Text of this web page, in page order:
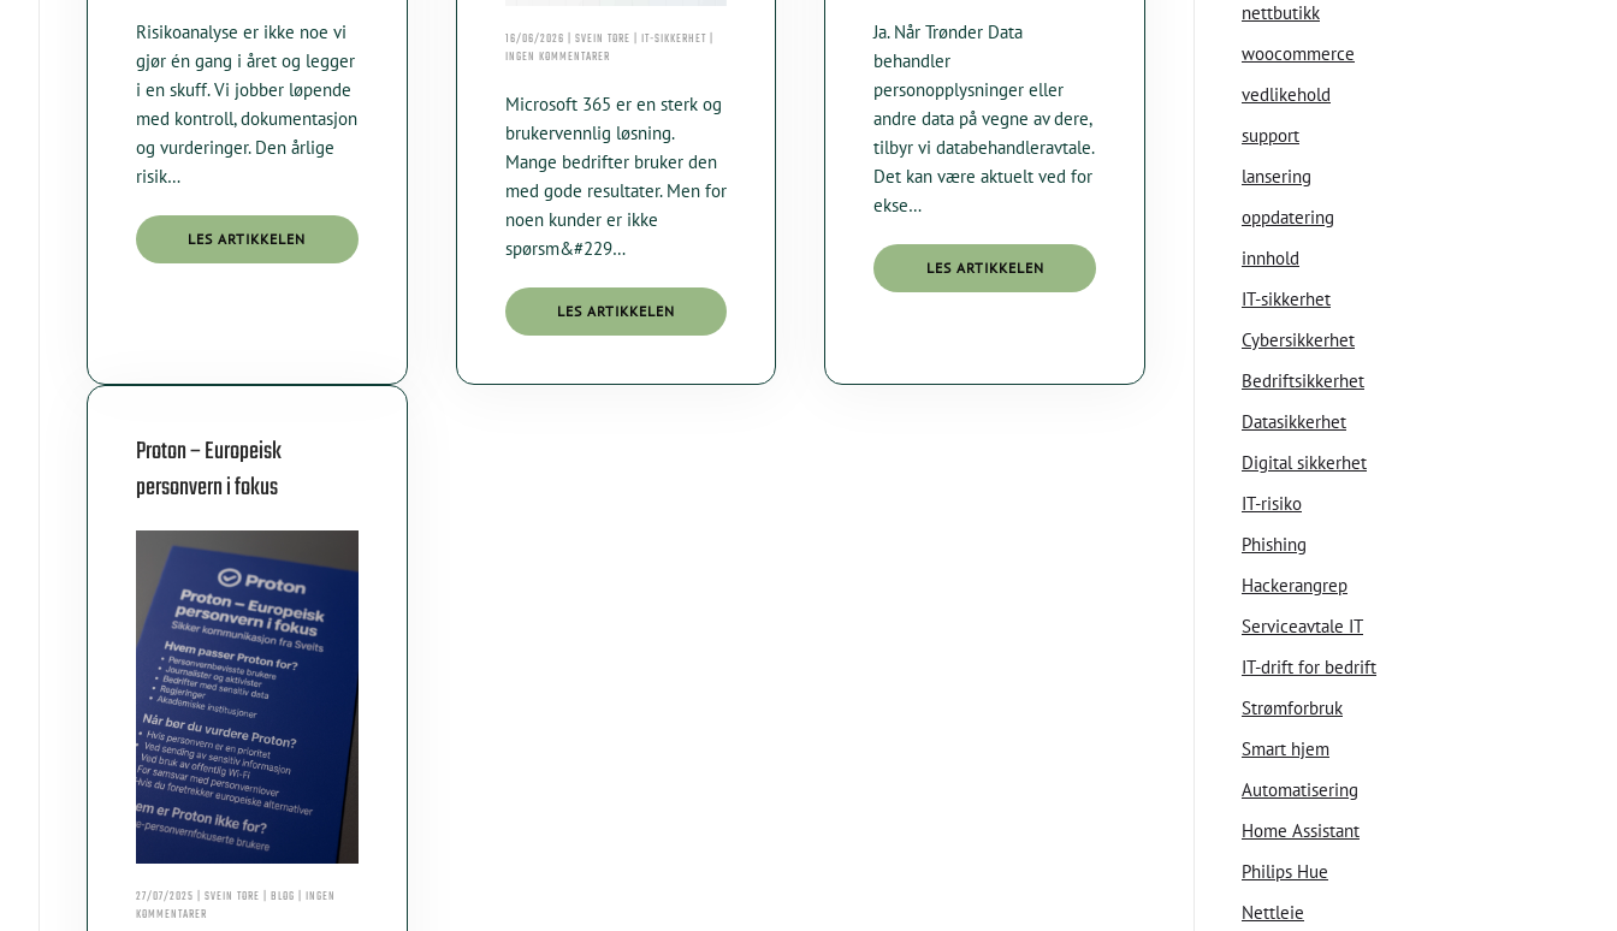
TRØNDER
DATA
MED
RISIKOANALYSE?
Risikoanalyse er ikke noe vi
gjør én gang i året og legger
i en skuff. Vi jobber løpende
med kontroll, dokumentasjon
og vurderinger. Den årlige
risik…
LES ARTIKKELEN
16/06/2026 | SVEIN TORE | IT-SIKKERHET |
INGEN KOMMENTARERTIL
VÆRE
EKSTRA
FORSIKTIG
MED
MICROSOFT
365
OG
BASERTE
Microsoft 365 er en sterk og
brukervennlig løsning.
Mange bedrifter bruker den
med gode resultater. Men for
noen kunder er ikke
spørsm&#229…
LES ARTIKKELEN
DATA
Ja. Når Trønder Data
behandler
personopplysninger eller
andre data på vegne av dere,
tilbyr vi databehandleravtale.
Det kan være aktuelt ved for
ekse…
LES ARTIKKELEN
Proton – Europeisk
personvern i fokus
27/07/2025 | SVEIN TORE | BLOG | INGEN
KOMMENTARER
nettbutikk
woocommerce
vedlikehold
support
lansering
oppdatering
innhold
IT-sikkerhet
Cybersikkerhet
Bedriftsikkerhet
Datasikkerhet
Digital sikkerhet
IT-risiko
Phishing
Hackerangrep
Serviceavtale IT
IT-drift for bedrift
Strømforbruk
Smart hjem
Automatisering
Home Assistant
Philips Hue
Nettleie